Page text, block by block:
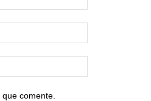
comente.